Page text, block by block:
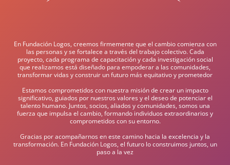
En Fundación Logos, creemos firmemente que el cambio comienza con
las personas y se fortalece a través del trabajo colectivo. Cada
proyecto, cada programa de capacitación y cada investigación social
que realizamos está diseñado para empoderar a las comunidades,
transformar vidas y construir un futuro más equitativo y prometedor
Estamos comprometidos con nuestra misión de crear un impacto
significativo, guiados por nuestros valores y el deseo de potenciar el
talento humano. Juntos, socios, aliados y comunidades, somos una
fuerza que impulsa el cambio, formando individuos extraordinarios y
comprometidos con su entorno.
Gracias por acompañarnos en este camino hacia la excelencia y la
transformación. En Fundación Logos, el futuro lo construimos juntos, un
paso a la vez